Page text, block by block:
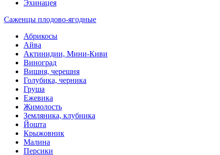
Эхинацея
Саженцы плодово-ягодные
Абрикосы
Айва
Актинидии, Мини-Киви
Виноград
Вишня, черешня
Голубика, черника
Груша
Ежевика
Жимолость
Земляника, клубника
Йошта
Крыжовник
Малина
Персики